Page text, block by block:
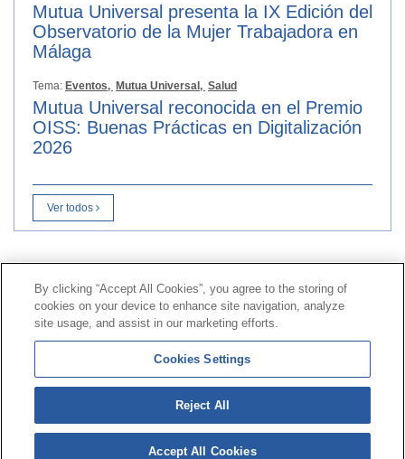
Mutua Universal presenta la IX Edición del
Observatorio de la Mujer Trabajadora en
Málaga
Tema: Eventos, Mutua Universal, Salud
Mutua Universal reconocida en el Premio
OISS: Buenas Prácticas en Digitalización
2026
Ver todos
Línea Universal 900 203 203|Zona Privada Comisión de
Prestaciones Especiales
|Zona Privada Proveedor
Sanitario
© Mutua Universal 2026 | Mapa del sitio | Aviso legal
Política de Protección de Datos
cookies
Síguenos en:
By clicking “Accept All Cookies”, you agree to the storing of
cookies on your device to enhance site navigation, analyze
site usage, and assist in our marketing efforts.
Cookies Settings
Reject All
Accept All Cookies